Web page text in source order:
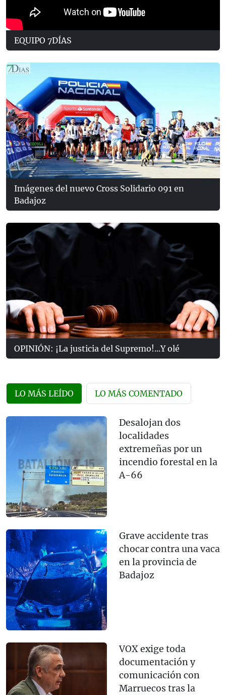
EQUIPO 7DÍAS
Imágenes del nuevo Cross Solidario 091 en
Badajoz
OPINIÓN: ¡La justicia del Supremo!...Y olé
LO MÁS LEÍDO LO MÁS COMENTADO
Desalojan dos
localidades
extremeñas por un
incendio forestal en la
A-66
Grave accidente tras
chocar contra una vaca
en la provincia de
Badajoz
VOX exige toda
documentación y
comunicación con
Marruecos tras la